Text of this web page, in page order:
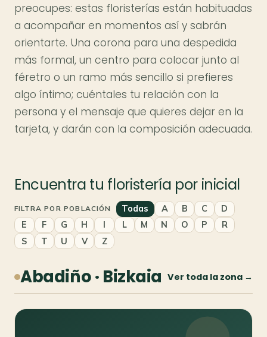
preocupes: estas floristerías están habituadas
a acompañar en momentos así y sabrán
orientarte. Una corona para una despedida
más formal, un centro para colocar junto al
féretro o un ramo más sencillo si prefieres
algo íntimo; cuéntales tu relación con la
persona y el mensaje que quieres dejar en la
tarjeta, y darán con la composición adecuada.
Encuentra tu floristería por inicial
FILTRA POR POBLACIÓN Todas A B C
D
E
F G H L M N O P
R
S
T U V Z
Abadiño · Bizkaia Ver toda la zona →